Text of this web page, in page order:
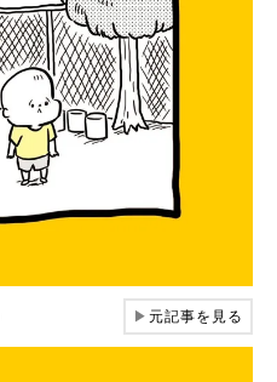
▶元記事を見る